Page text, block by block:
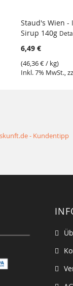
Staud's Wien
Sirup 140g
6,49 €
(46,36 €/ kg)
Inkl. 7% MwSt.,